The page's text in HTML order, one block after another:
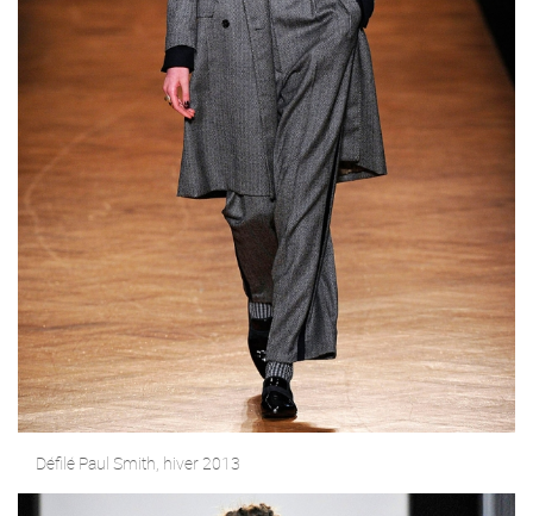
Défilé Paul Smith, hiver 2013